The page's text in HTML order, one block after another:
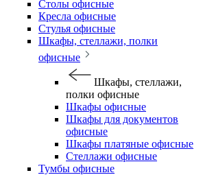
Столы офисные
Кресла офисные
Стулья офисные
Шкафы, стеллажи, полки
офисные
Шкафы, стеллажи,
полки офисные
Шкафы офисные
Шкафы для документов
офисные
Шкафы платяные офисные
Стеллажи офисные
Тумбы офисные